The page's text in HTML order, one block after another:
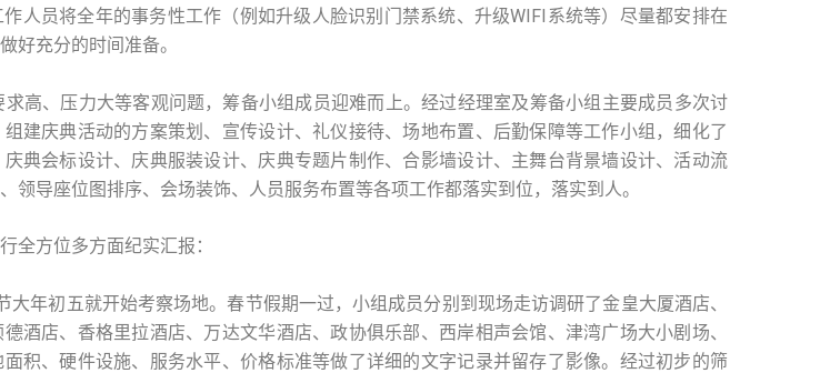
人员将全年的事务性工作（例如升级人脸识别门禁系统、升级WIFI系统等）尽量都安排在
好充分的时间准备。
、压力大等客观问题，筹备小组成员迎难而上。经过经理室及筹备小组主要成员多次讨
建庆典活动的方案策划、宣传设计、礼仪接待、场地布置、后勤保障等工作小组，细化了
典会标设计、庆典服装设计、庆典专题片制作、合影墙设计、主舞台背景墙设计、活动流
领导座位图排序、会场装饰、人员服务布置等各项工作都落实到位，落实到人。
方位多方面纪实汇报：
大年初五就开始考察场地。春节假期一过，小组成员分别到现场走访调研了金皇大厦酒店、
酒店、香格里拉酒店、万达文华酒店、政协俱乐部、西岸相声会馆、津湾广场大小剧场、
积、硬件设施、服务水平、价格标准等做了详细的文字记录并留存了影像。经过初步的筛